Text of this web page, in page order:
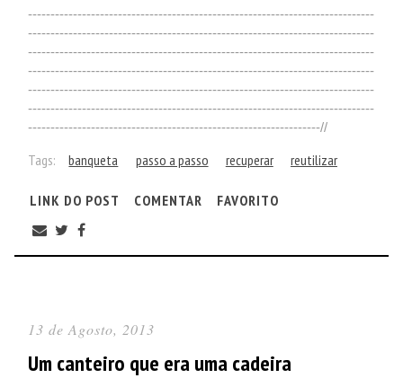
-----------------------------------------------------------------------------
-----------------------------------------------------------------------------
-----------------------------------------------------------------------------
-----------------------------------------------------------------------------
-----------------------------------------------------------------------------
-----------------------------------------------------------------------------
-----------------------------------------------------------------//
Tags: banqueta passo a passo recuperar reutilizar
LINK DO POST COMENTAR FAVORITO
13 de Agosto, 2013
Um canteiro que era uma cadeira